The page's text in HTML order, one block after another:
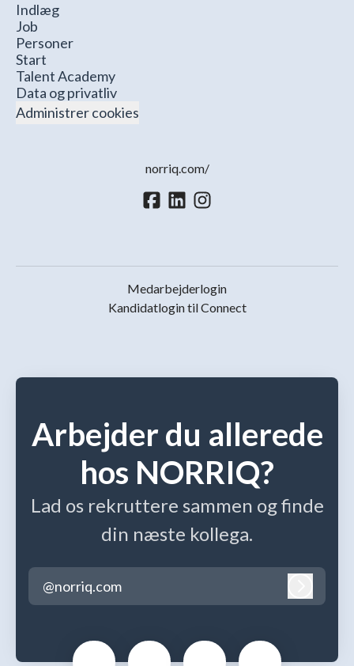
Indlæg
Job
Personer
Start
Talent Academy
Data og privatliv
Administrer cookies
norriq.com/
Medarbejderlogin
Kandidatlogin til Connect
Arbejder du allerede
hos NORRIQ?
Lad os rekruttere sammen og finde
din næste kollega.
@norriq.com